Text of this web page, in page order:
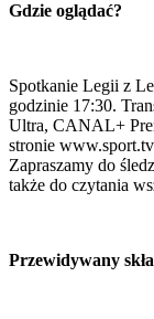
Gdzie oglądać?
Spotkanie Legii z
godzinie 17:30.
Ultra, CANAL+
stronie
Zapraszamy do
także do czytania
Przewidywany